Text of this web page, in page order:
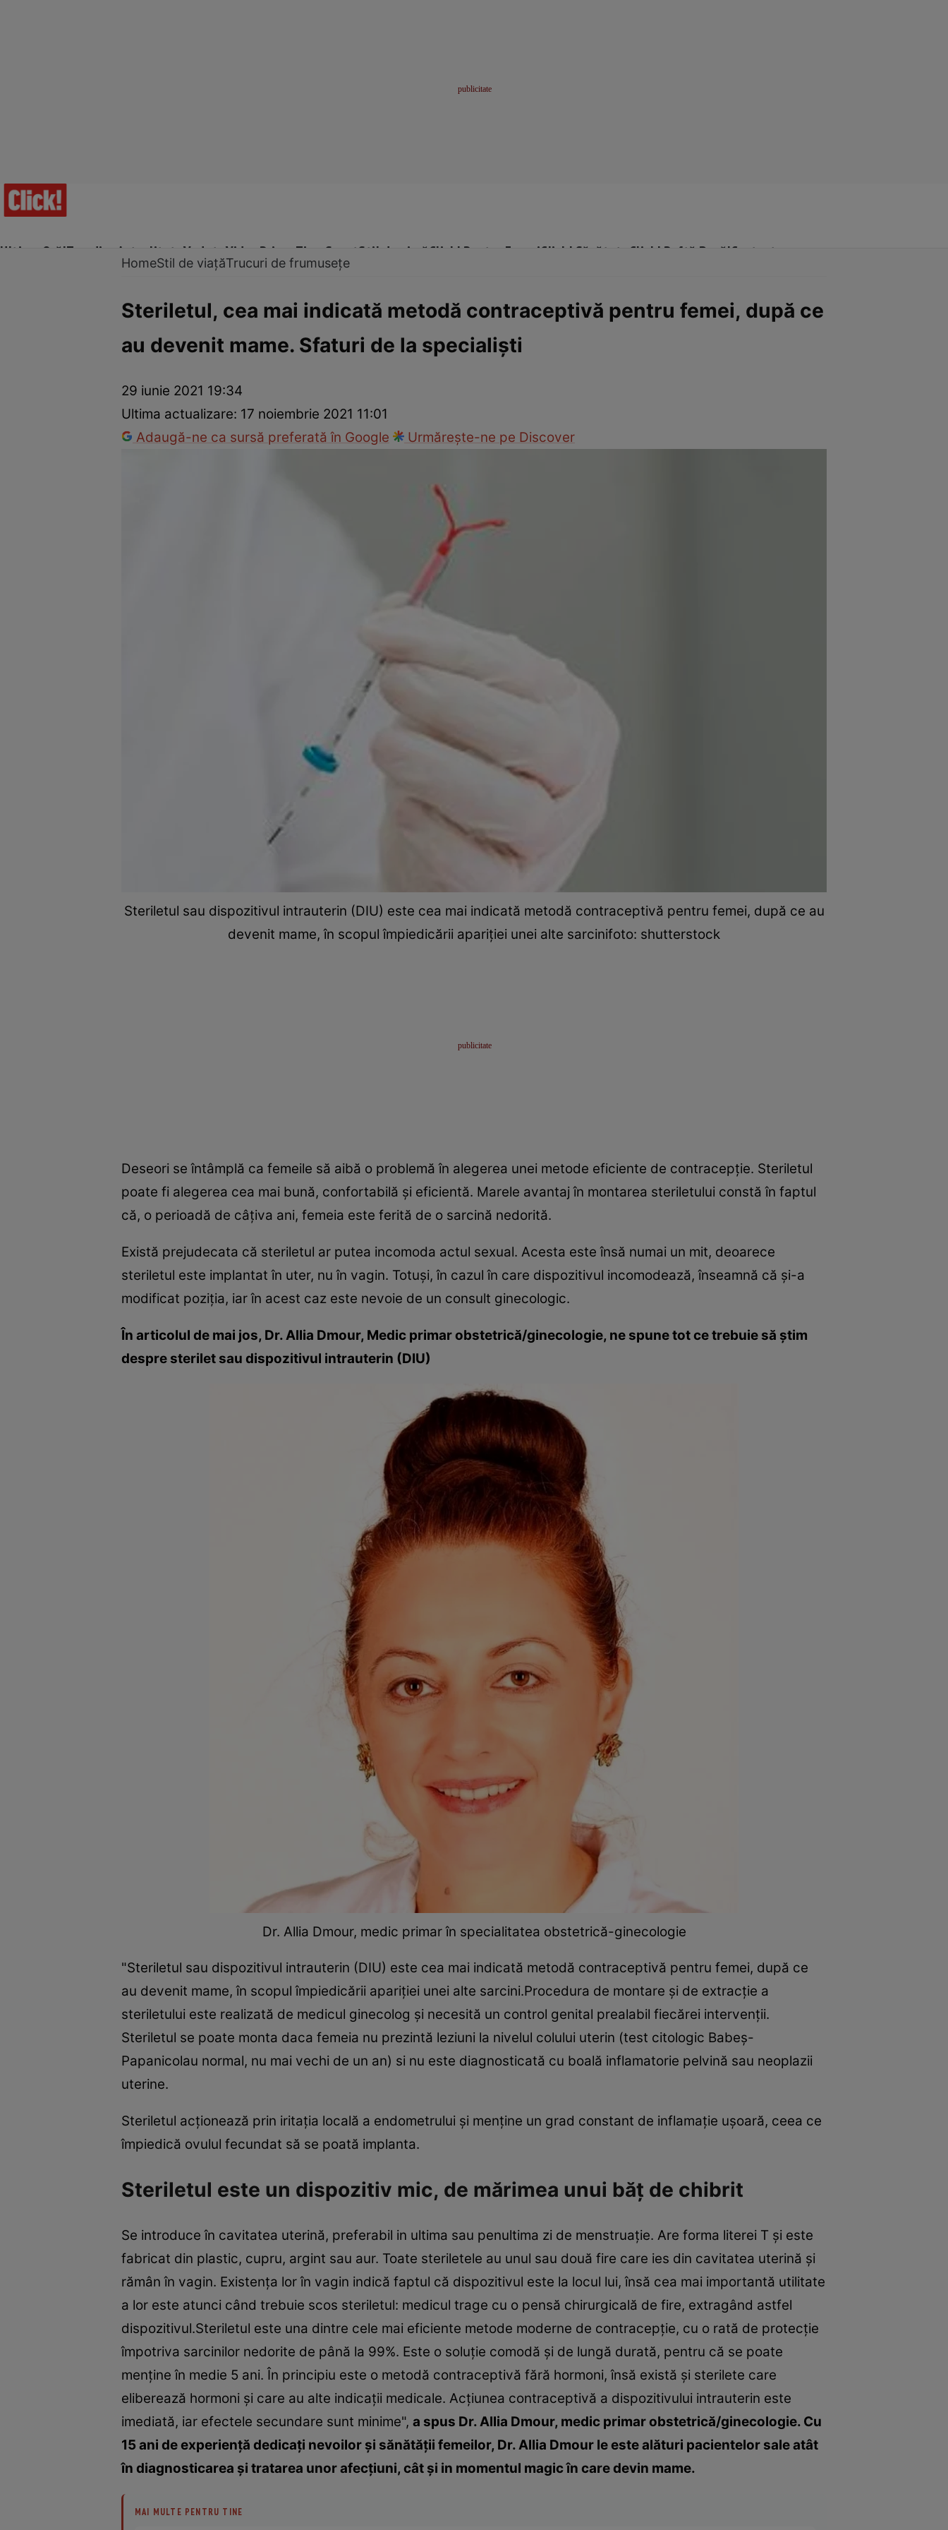
Ultima Oră!Trending Actualitate Vedete Video Prime Time SportStil de viațăClick! Pentru FemeiClick! Sănătate Click! Poftă Bună!Contact
Dragoste și SexEvenimenteHoroscopRețete culinare Travel
HomeStil de viațăTrucuri de frumusețe
Steriletul, cea mai indicată metodă contraceptivă pentru femei, după ce
au devenit mame. Sfaturi de la specialişti
29 iunie 2021 19:34
Ultima actualizare: 17 noiembrie 2021 11:01
Adaugă-ne ca sursă preferată în Google
Urmărește-ne pe Discover
Steriletul sau dispozitivul intrauterin (DIU) este cea mai indicată metodă contraceptivă pentru femei, după ce au
devenit mame, în scopul împiedicării apariției unei alte sarcinifoto: shutterstock
Deseori se întâmplă ca femeile să aibă o problemă în alegerea unei metode eficiente de contracepţie. Steriletul
poate fi alegerea cea mai bună, confortabilă şi eficientă. Marele avantaj în montarea steriletului constă în faptul
că, o perioadă de câţiva ani, femeia este ferită de o sarcină nedorită.
Există prejudecata că steriletul ar putea incomoda actul sexual. Acesta este însă numai un mit, deoarece
steriletul este implantat în uter, nu în vagin. Totuşi, în cazul în care dispozitivul incomodează, înseamnă că şi-a
modificat poziţia, iar în acest caz este nevoie de un consult ginecologic.
În articolul de mai jos, Dr. Allia Dmour, Medic primar obstetrică/ginecologie, ne spune tot ce trebuie să ştim
despre sterilet sau dispozitivul intrauterin (DIU)
Dr. Allia Dmour, medic primar în specialitatea obstetrică-ginecologie
"Steriletul sau dispozitivul intrauterin (DIU) este cea mai indicată metodă contraceptivă pentru femei, după ce
au devenit mame, în scopul împiedicării apariției unei alte sarcini.Procedura de montare și de extracție a
steriletului este realizată de medicul ginecolog și necesită un control genital prealabil fiecărei intervenții.
Steriletul se poate monta daca femeia nu prezintă leziuni la nivelul colului uterin (test citologic Babeș-
Papanicolau normal, nu mai vechi de un an) si nu este diagnosticată cu boală inflamatorie pelvină sau neoplazii
uterine.
Steriletul acționează prin iritația locală a endometrului și menține un grad constant de inflamație ușoară, ceea ce
împiedică ovulul fecundat să se poată implanta.
Steriletul este un dispozitiv mic, de mărimea unui băț de chibrit
Se introduce în cavitatea uterină, preferabil in ultima sau penultima zi de menstruație. Are forma literei T și este
fabricat din plastic, cupru, argint sau aur. Toate steriletele au unul sau două fire care ies din cavitatea uterină și
rămân în vagin. Existența lor în vagin indică faptul că dispozitivul este la locul lui, însă cea mai importantă utilitate
a lor este atunci când trebuie scos steriletul: medicul trage cu o pensă chirurgicală de fire, extragând astfel
dispozitivul.Steriletul este una dintre cele mai eficiente metode moderne de contracepție, cu o rată de protecție
împotriva sarcinilor nedorite de până la 99%. Este o soluție comodă și de lungă durată, pentru că se poate
menține în medie 5 ani. În principiu este o metodă contraceptivă fără hormoni, însă există și sterilete care
eliberează hormoni și care au alte indicații medicale. Acțiunea contraceptivă a dispozitivului intrauterin este
imediată, iar efectele secundare sunt minime", a spus Dr. Allia Dmour, medic primar obstetrică/ginecologie. Cu
15 ani de experienţă dedicați nevoilor şi sănătății femeilor, Dr. Allia Dmour le este alături pacientelor sale atât
în diagnosticarea şi tratarea unor afecţiuni, cât şi in momentul magic în care devin mame.
MAI MULTE PENTRU TINE